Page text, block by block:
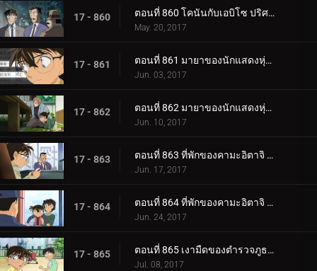
17 - 860 ตอนที่ 860 โคนันกับเอบิโซ ปริศนาคาบุกิหมายเลข 18 (ตอนพิเศษ 4)
May. 20, 2017
17 - 861 ตอนที่ 861 มายาของนักแสดงหุ่น (ตอน 1)
Jun. 03, 2017
17 - 862 ตอนที่ 862 มายาของนักแสดงหุ่น (ตอน 2)
Jun. 10, 2017
17 - 863 ตอนที่ 863 ที่พักของคามะอิตาจิ (ตอน 1)
Jun. 17, 2017
17 - 864 ตอนที่ 864 ที่พักของคามะอิตาจิ (ตอน 2)
Jun. 24, 2017
17 - 865 ตอนที่ 865 เงามืดของตำรวจภูธร (ตอน 1)
Jul. 08, 2017